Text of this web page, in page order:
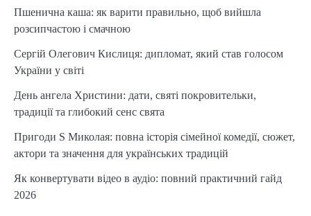
Пшенична каша: як варити правильно, щоб вийшла
розсипчастою і смачною
Сергій Олегович Кислиця: дипломат, який став голосом
України у світі
День ангела Христини: дати, святі покровительки,
традиції та глибокий сенс свята
Пригоди S Миколая: повна історія сімейної комедії, сюжет,
актори та значення для українських традицій
Як конвертувати відео в аудіо: повний практичний гайд
2026